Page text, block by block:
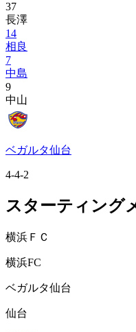
37
長澤
14
相良
7
中島
9
中山
ベガルタ仙台
4-4-2
スターティング
横浜ＦＣ
横浜FC
ベガルタ仙台
仙台